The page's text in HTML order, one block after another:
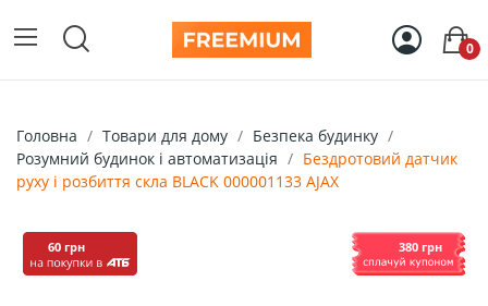
0
Головна Товари для дому
Безпека будинку
Розумний будинок і автоматизація
Бездротовий датчик
руху і розбиття скла BLACK 000001133 AJAX
60 грн 380 грн